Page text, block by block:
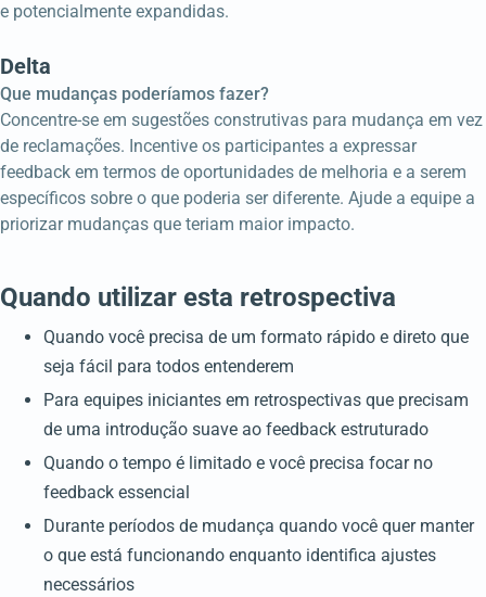
e potencialmente expandidas.
Delta
Que mudanças poderíamos fazer?
Concentre-se em sugestões construtivas para mudança em vez
de reclamações. Incentive os participantes a expressar
feedback em termos de oportunidades de melhoria e a serem
específicos sobre o que poderia ser diferente. Ajude a equipe a
priorizar mudanças que teriam maior impacto.
Quando utilizar esta retrospectiva
Quando você precisa de um formato rápido e direto que
seja fácil para todos entenderem
Para equipes iniciantes em retrospectivas que precisam
de uma introdução suave ao feedback estruturado
Quando o tempo é limitado e você precisa focar no
feedback essencial
Durante períodos de mudança quando você quer manter
o que está funcionando enquanto identifica ajustes
necessários